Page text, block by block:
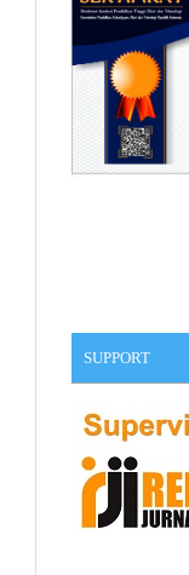
SUPPORT